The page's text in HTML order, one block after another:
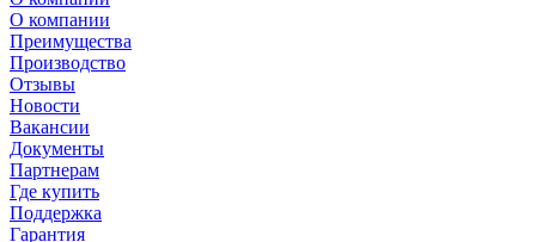
О компании
Преимущества
Производство
Отзывы
Новости
Вакансии
Документы
Партнерам
Где купить
Поддержка
Гарантия